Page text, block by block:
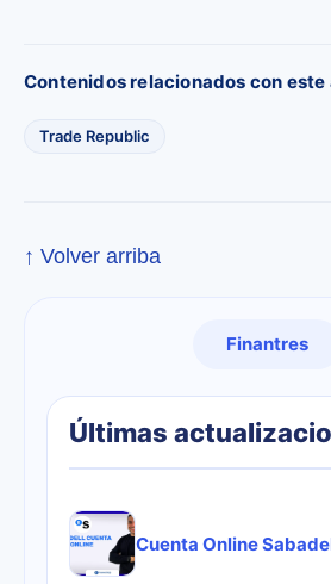
Contenidos relacionados con
Trade Republic
↑ Volver arriba
Finantres
Últimas
Cuenta Online